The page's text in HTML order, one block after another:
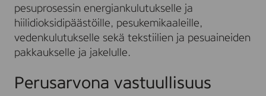
pesuprosessin energiankulutukselle ja
hiilidioksidipäästöille, pesukemikaaleille,
vedenkulutukselle sekä tekstiilien ja pesuaineiden
pakkaukselle ja jakelulle.
Perusarvona vastuullisuus